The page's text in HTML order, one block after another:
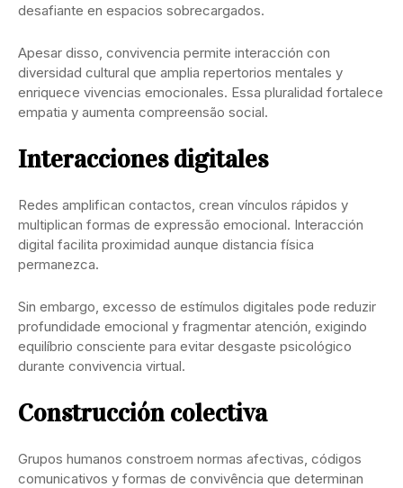
desafiante en espacios sobrecargados.
Apesar disso, convivencia permite interacción con
diversidad cultural que amplia repertorios mentales y
enriquece vivencias emocionales. Essa pluralidad fortalece
empatia y aumenta compreensão social.
Interacciones digitales
Redes amplifican contactos, crean vínculos rápidos y
multiplican formas de expressão emocional. Interacción
digital facilita proximidad aunque distancia física
permanezca.
Sin embargo, excesso de estímulos digitales pode reduzir
profundidade emocional y fragmentar atención, exigindo
equilíbrio consciente para evitar desgaste psicológico
durante convivencia virtual.
Construcción colectiva
Grupos humanos constroem normas afectivas, códigos
comunicativos y formas de convivência que determinan